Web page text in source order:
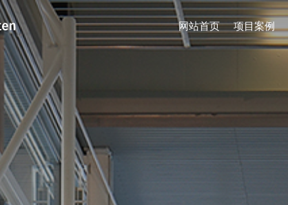
网站首页 项目案例